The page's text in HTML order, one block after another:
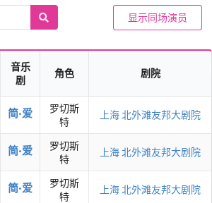
显示同场演员
音乐
剧
角色 剧院
简·爱
罗切斯
特
上海 北外滩友邦大剧院
简·爱
罗切斯
特
上海 北外滩友邦大剧院
简·爱
罗切斯
特
上海 北外滩友邦大剧院